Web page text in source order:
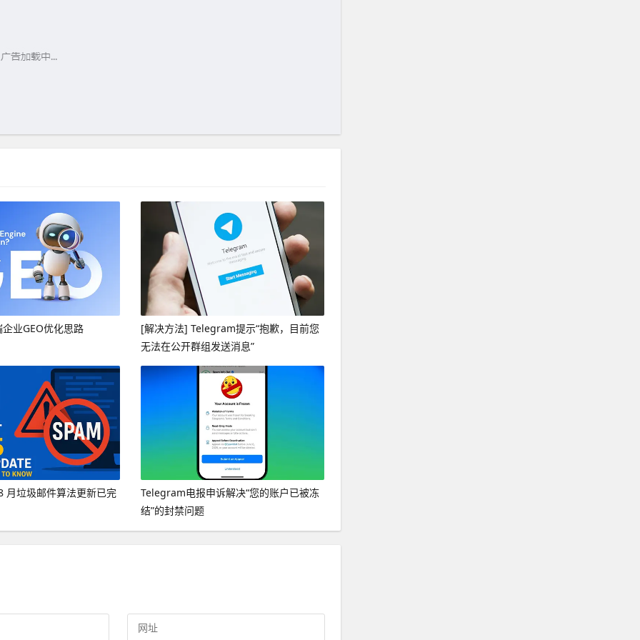
业GEO优化思路
[解决方法] Telegram提示“抱歉，目前您
无法在公开群组发送消息”
月垃圾邮件算法更新已完
Telegram电报申诉解决“您的账户已被冻
结”的封禁问题